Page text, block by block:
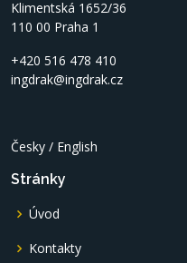
Klimentská 1652/36
110 00 Praha 1
+420 516 478 410
ingdrak@ingdrak.cz
Česky / English
Stránky
Úvod
Kontakty